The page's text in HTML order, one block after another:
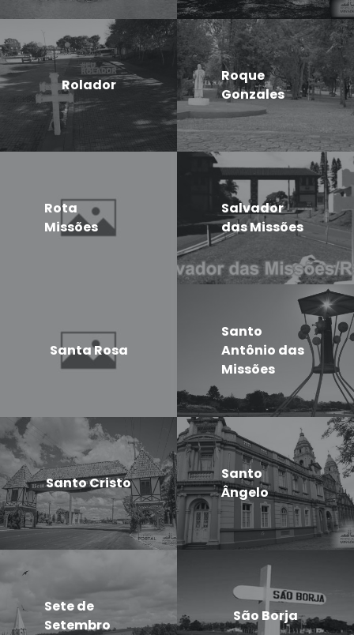
Rolador
Roque
Gonzales
Rota
Missões
Salvador
das Missões
Santa Rosa
Santo
Antônio das
Missões
Santo Cristo
Santo
Ângelo
Sete de
Setembro
São Borja